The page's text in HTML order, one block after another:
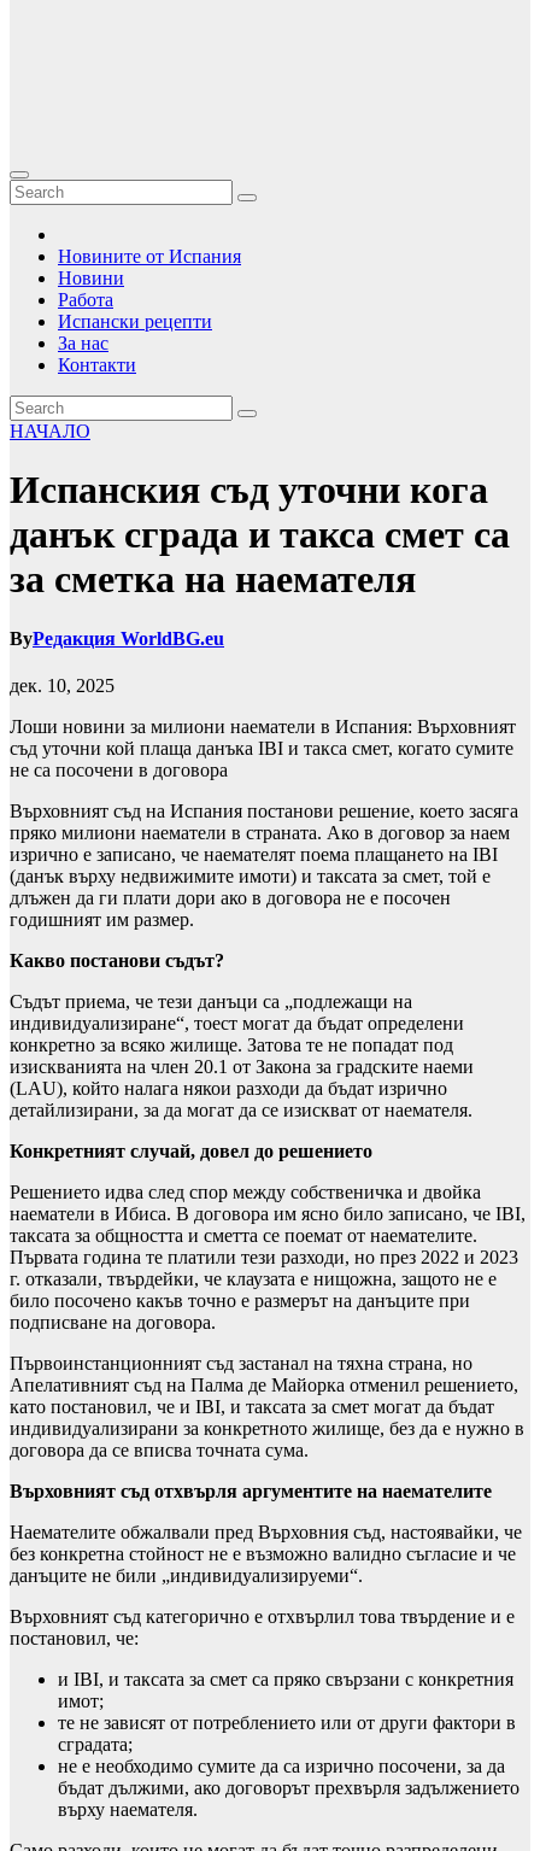
Новините от Испания
Новини
Работа
Испански рецепти
За нас
Контакти
НАЧАЛО
Испанския съд уточни кога
данък сграда и такса смет са
за сметка на наемателя
ByРедакция WorldBG.eu
дек. 10, 2025
Лоши новини за милиони наематели в Испания: Върховният
съд уточни кой плаща данъка IBI и такса смет, когато сумите
не са посочени в договора
Върховният съд на Испания постанови решение, което засяга
пряко милиони наематели в страната. Ако в договор за наем
изрично е записано, че наемателят поема плащането на IBI
(данък върху недвижимите имоти) и таксата за смет, той е
длъжен да ги плати дори ако в договора не е посочен
годишният им размер.
Какво постанови съдът?
Съдът приема, че тези данъци са „подлежащи на
индивидуализиране“, тоест могат да бъдат определени
конкретно за всяко жилище. Затова те не попадат под
изискванията на член 20.1 от Закона за градските наеми
(LAU), който налага някои разходи да бъдат изрично
детайлизирани, за да могат да се изискват от наемателя.
Конкретният случай, довел до решението
Решението идва след спор между собственичка и двойка
наематели в Ибиса. В договора им ясно било записано, че IBI,
таксата за общността и сметта се поемат от наемателите.
Първата година те платили тези разходи, но през 2022 и 2023
г. отказали, твърдейки, че клаузата е нищожна, защото не е
било посочено какъв точно е размерът на данъците при
подписване на договора.
Първоинстанционният съд застанал на тяхна страна, но
Апелативният съд на Палма де Майорка отменил решението,
като постановил, че и IBI, и таксата за смет могат да бъдат
индивидуализирани за конкретното жилище, без да е нужно в
договора да се вписва точната сума.
Върховният съд отхвърля аргументите на наемателите
Наемателите обжалвали пред Върховния съд, настоявайки, че
без конкретна стойност не е възможно валидно съгласие и че
данъците не били „индивидуализируеми“.
Върховният съд категорично е отхвърлил това твърдение и е
постановил, че:
и IBI, и таксата за смет са пряко свързани с конкретния
имот;
те не зависят от потреблението или от други фактори в
сградата;
не е необходимо сумите да са изрично посочени, за да
бъдат дължими, ако договорът прехвърля задължението
върху наемателя.